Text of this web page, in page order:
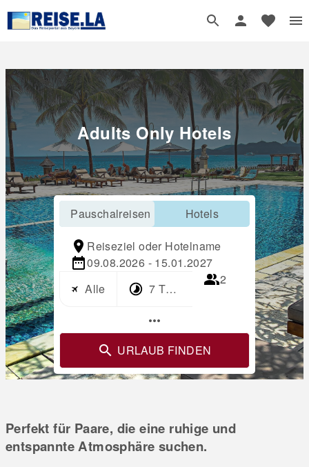
Adults Only Hotels
Pauschalreisen Hotels
Reiseziel oder Hotelname
09.08.2026 - 15.01.2027
Alle
7 Tage
2
more_horiz
URLAUB FINDEN
Perfekt für Paare, die eine ruhige und
entspannte Atmosphäre suchen.